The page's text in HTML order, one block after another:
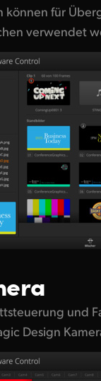
können für
verwendet
und
Design